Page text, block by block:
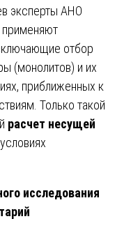
эксперты АНО
применяют
отбор
(монолитов) и их
приближенных к
Только такой
расчет несущей
исследования